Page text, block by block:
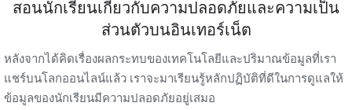
สอนนักเรียนเกี่ยวกับความปลอดภัยและความเป็น
ส่วนตัวบนอินเทอร์เน็ต
หลังจากได้คิดเรื่องผลกระทบของเทคโนโลยีและปริมาณข้อมูลที่เรา
แชร์บนโลกออนไลน์แล้ว เราจะมาเรียนรู้หลักปฏิบัติที่ดีในการดูแลให้
ข้อมูลของนักเรียนมีความปลอดภัยอยู่เสมอ